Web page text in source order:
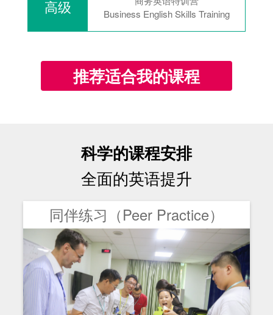
高级
Business English Skills Training
推荐适合我的课程
科学的课程安排
全面的英语提升
同伴练习（Peer Practice）